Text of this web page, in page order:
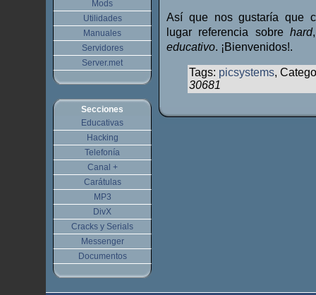
Así que nos gustaría que
lugar referencia sobrehard
educativo. ¡Bienvenidos!.
Tags: picsystems,
30681
Mods
Utilidades
Manuales
Servidores
Server.met
Secciones
Educativas
Hacking
Telefonía
Canal +
Carátulas
MP3
DivX
Cracks y Serials
Messenger
Documentos